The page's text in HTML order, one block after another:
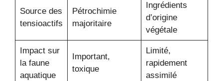
Source des
tensioactifs
Pétrochimie
majoritaire
Ingrédients
d’origine
végétale
Impact sur
la faune
aquatique
Important,
toxique
Limité,
rapidement
assimilé